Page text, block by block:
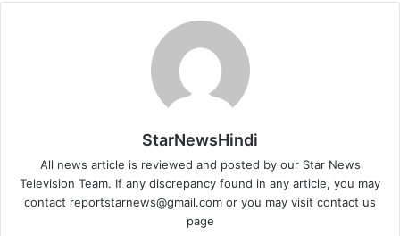
StarNewsHindi
All news article is reviewed and posted by our Star News
Television Team. If any discrepancy found in any article, you may
contact reportstarnews@gmail.com or you may visit contact us
page